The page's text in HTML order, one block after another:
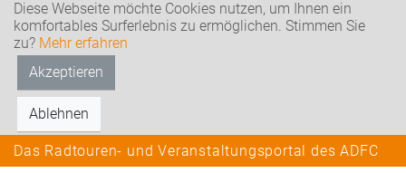
Diese Webseite möchte Cookies nutzen, um Ihnen ein
komfortables Surferlebnis zu ermöglichen. Stimmen Sie
zu? Mehr erfahren
Akzeptieren
Ablehnen
Das Radtouren- und Veranstaltungsportal des ADFC